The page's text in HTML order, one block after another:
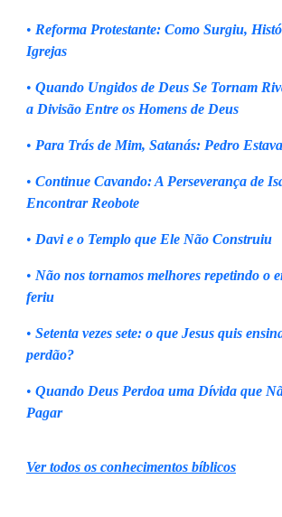
• Reforma Protestante: Como Surgiu,
Igrejas
• Quando Ungidos de Deus Se Tornam
a Divisão Entre os Homens de Deus
• Para Trás de Mim, Satanás: Pedro
• Continue Cavando: A Perseverança de
Encontrar Reobote
• Davi e o Templo que Ele Não Construiu
• Não nos tornamos melhores repetindo o
feriu
• Setenta vezes sete: o que Jesus quis
perdão?
• Quando Deus Perdoa uma Dívida que
Pagar
Ver todos os conhecimentos bíblicos